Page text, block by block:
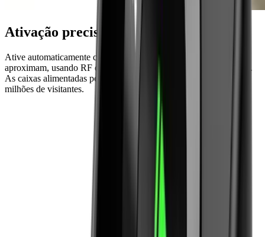
Ativação precisa baseada na localização
Ative automaticamente conteúdos à medida que os visitantes se
aproximam, usando RF ou infravermelhos com precisão de 10 cm.
As caixas alimentadas por bateria duram anos, comprovado por
milhões de visitantes.